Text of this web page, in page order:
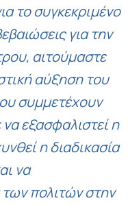
το συγκεκριμένο
για την
αιτούμαστε
αύξηση του
συμμετέχουν
εξασφαλιστεί η
η διαδικασία
να
πολιτών στην